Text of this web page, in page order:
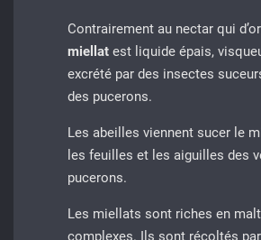
Contrairement au nectar qui
miellat est liquide épais,
excrété par des insectes
des pucerons.
Les abeilles viennent sucer le
les feuilles et les aiguilles des
pucerons.
Les miellats sont riches en
complexes. Ils sont récoltés